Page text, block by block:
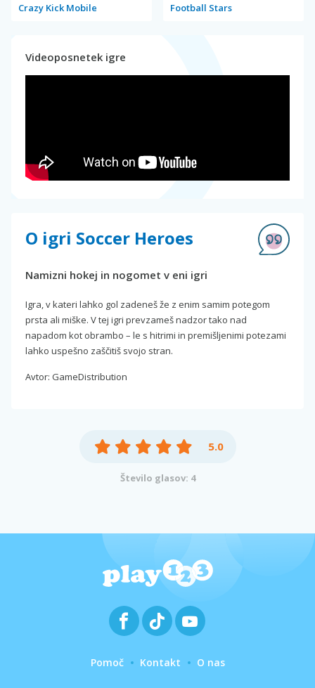
Crazy Kick Mobile Football Stars
Videoposnetek igre
O igri Soccer Heroes
Namizni hokej in nogomet v eni igri
Igra, v kateri lahko gol zadeneš že z enim samim potegom
prsta ali miške. V tej igri prevzameš nadzor tako nad
napadom kot obrambo – le s hitrimi in premišljenimi potezami
lahko uspešno zaščitiš svojo stran.
Avtor: GameDistribution
5.0
Število glasov: 4
Pomoč Kontakt O nas